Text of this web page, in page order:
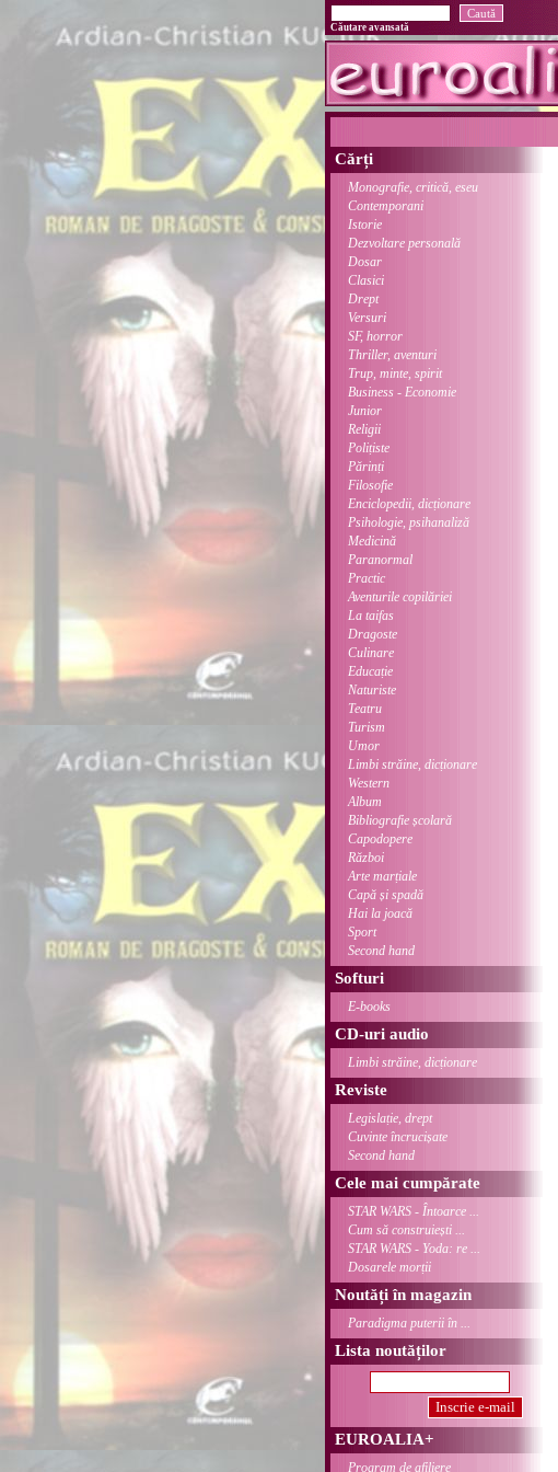
Căutare avansată
Cărți
Monografie, critică, eseu
Contemporani
Istorie
Dezvoltare personală
Dosar
Clasici
Drept
Versuri
SF, horror
Thriller, aventuri
Trup, minte, spirit
Business - Economie
Junior
Religii
Polițiste
Părinți
Filosofie
Enciclopedii, dicționare
Psihologie, psihanaliză
Medicină
Paranormal
Practic
Aventurile copilăriei
La taifas
Dragoste
Culinare
Educație
Naturiste
Teatru
Turism
Umor
Limbi străine, dicționare
Western
Album
Bibliografie școlară
Capodopere
Război
Arte marțiale
Capă și spadă
Hai la joacă
Sport
Second hand
Softuri
E-books
CD-uri audio
Limbi străine, dicționare
Reviste
Legislație, drept
Cuvinte încrucișate
Second hand
Cele mai cumpărate
STAR WARS - Întoarce ...
Cum să construiești ...
STAR WARS - Yoda: re ...
Dosarele morții
Noutăți în magazin
Paradigma puterii în ...
Lista noutăților
EUROALIA+
Program de afiliere